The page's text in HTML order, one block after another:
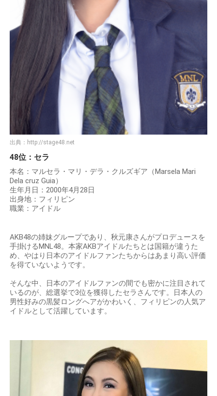
出典： http://stage48.net
48位：セラ
本名：マルセラ・マリ・デラ・クルズギア（Marsela Mari
Dela cruz Guia）
生年月日：2000年4月28日
出身地：フィリピン
職業：アイドル
AKB48の姉妹グループであり、秋元康さんがプロデュースを
手掛けるMNL48。本家AKBアイドルたちとは国籍が違うた
め、やはり日本のアイドルファンたちからはあまり高い評価
を得ていないようです。
そんな中、日本のアイドルファンの間でも密かに注目されて
いるのが、総選挙で3位を獲得したセラさんです。日本人の
男性好みの黒髪ロングへアがかわいく、フィリピンの人気ア
イドルとして活躍しています。